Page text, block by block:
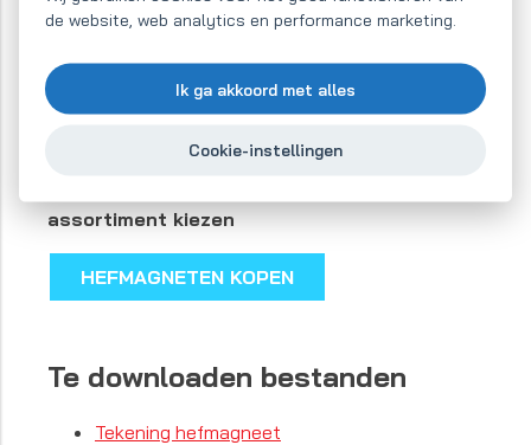
order.We leveren op bestelling ook magneten
assortiment kiezen
HEFMAGNETEN KOPEN
Te downloaden bestanden
Tekening hefmagneet
de website, web analytics en performance marketing.
Ik ga akkoord met alles
Cookie-instellingen